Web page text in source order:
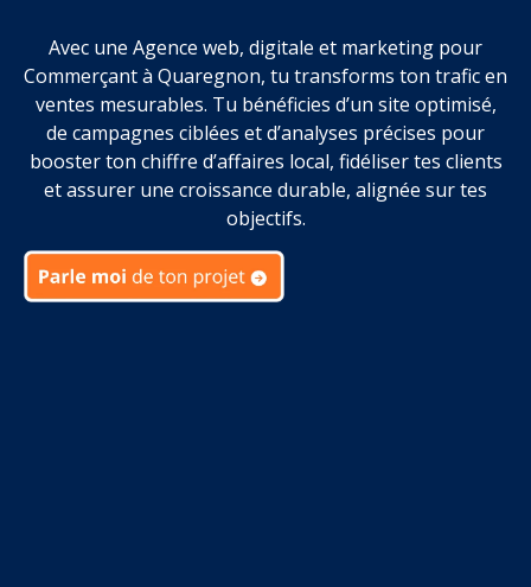
Avec une Agence web, digitale et marketing pour
Commerçant à Quaregnon, tu transforms ton trafic en
ventes mesurables. Tu bénéficies d’un site optimisé,
de campagnes ciblées et d’analyses précises pour
booster ton chiffre d’affaires local, fidéliser tes clients
et assurer une croissance durable, alignée sur tes
objectifs.